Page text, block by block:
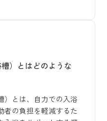
）とはどのような
）とは、自力での入浴
者の負担を軽減するた